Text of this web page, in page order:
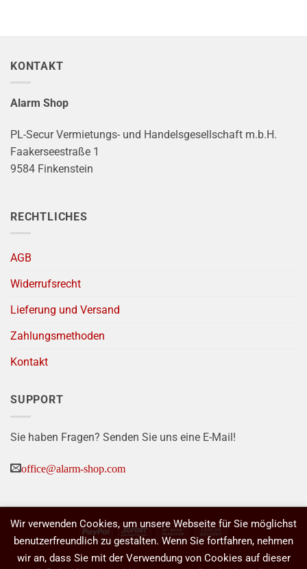
KONTAKT
Alarm Shop
PL-Secur Vermietungs- und Handelsgesellschaft m.b.H.
Faakerseestraße 1
9584 Finkenstein
RECHTLICHES
AGB
Widerrufsrecht
Lieferung und Versand
Zahlungsmethoden
Kontakt
SUPPORT
Sie haben Fragen? Senden Sie uns eine E-Mail!
office@alarm-shop.com
PayPal Sofort
Bank
Transfer
Cash
On
Delivery
Wir verwenden Cookies, um unsere Webseite für Sie möglichst
benutzerfreundlich zu gestalten. Wenn Sie fortfahren, nehmen
wir an, dass Sie mit der Verwendung von Cookies auf dieser